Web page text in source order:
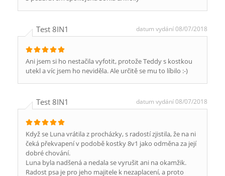
Test 8IN1 datum vydání 08/07/2018
Ani jsem si ho nestačila vyfotit, protože Teddy s kostkou
utekl a víc jsem ho neviděla. Ale určitě se mu to líbilo :-)
Test 8IN1 datum vydání 08/07/2018
Když se Luna vrátila z procházky, s radostí zjistila, že na ni
čeká překvapení v podobě kostky 8v1 jako odměna za její
dobré chování.
Luna byla nadšená a nedala se vyrušit ani na okamžik.
Radost psa je pro jeho majitele k nezaplacení, a proto